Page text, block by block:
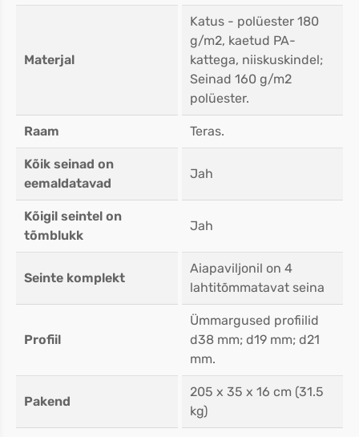
Materjal
Katus - polüester 180
g/m2, kaetud PA-
kattega, niiskuskindel;
Seinad 160 g/m2
polüester.
Raam Teras.
Kõik seinad on
eemaldatavad
Jah
Kõigil seintel on
tõmblukk
Jah
Seinte komplekt
Aiapaviljonil on 4
lahtitõmmatavat seina
Profiil
Ümmargused profiilid
d38 mm; d19 mm; d21
mm.
Pakend
205 x 35 x 16 cm (31.5
kg)